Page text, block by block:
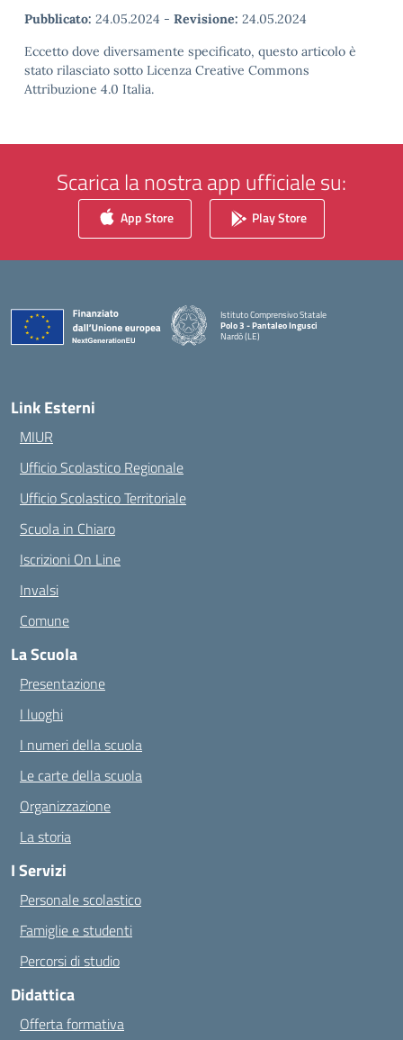
Pubblicato: 24.05.2024 - Revisione: 24.05.2024
Eccetto dove diversamente specificato, questo articolo è
stato rilasciato sotto Licenza Creative Commons
Attribuzione 4.0 Italia.
Scarica la nostra app ufficiale su:
App Store Play Store
Istituto Comprensivo Statale
Polo 3 - Pantaleo Ingusci
Nardò (LE)
Link Esterni
MIUR
Ufficio Scolastico Regionale
Ufficio Scolastico Territoriale
Scuola in Chiaro
Iscrizioni On Line
Invalsi
Comune
La Scuola
Presentazione
I luoghi
I numeri della scuola
Le carte della scuola
Organizzazione
La storia
I Servizi
Personale scolastico
Famiglie e studenti
Percorsi di studio
Didattica
Offerta formativa